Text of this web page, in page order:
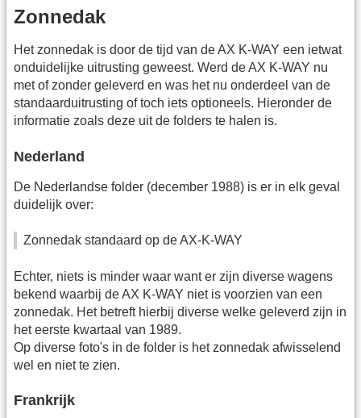
Zonnedak
Het zonnedak is door de tijd van de AX K-WAY een ietwat
onduidelijke uitrusting geweest. Werd de AX K-WAY nu
met of zonder geleverd en was het nu onderdeel van de
standaarduitrusting of toch iets optioneels. Hieronder de
informatie zoals deze uit de folders te halen is.
Nederland
De Nederlandse folder (december 1988) is er in elk geval
duidelijk over:
Zonnedak standaard op de AX-K-WAY
Echter, niets is minder waar want er zijn diverse wagens
bekend waarbij de AX K-WAY niet is voorzien van een
zonnedak. Het betreft hierbij diverse welke geleverd zijn in
het eerste kwartaal van 1989.
Op diverse foto's in de folder is het zonnedak afwisselend
wel en niet te zien.
Frankrijk